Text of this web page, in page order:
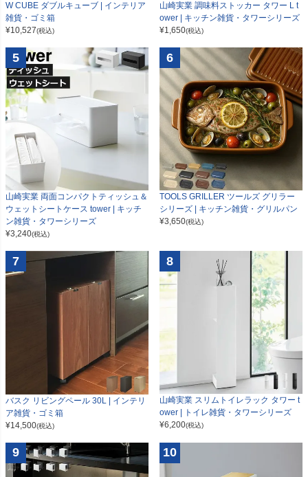
W CUBE ダブルキューブ | インテリア
雑貨・ゴミ箱
¥10,527(税込)
山崎実業 調味料ストッカー タワー L t
ower | キッチン雑貨・タワーシリーズ
¥1,650(税込)
5
山崎実業 両面コンパクトティッシュ＆
ウェットシートケース tower | キッチ
ン雑貨・タワーシリーズ
¥3,240(税込)
6
TOOLS GRILLER ツールズ グリラー
シリーズ | キッチン雑貨・グリルパン
¥3,650(税込)
7
バスク リビングペール 30L | インテリ
ア雑貨・ゴミ箱
¥14,500(税込)
8
山崎実業 スリムトイレラック タワー t
ower | トイレ雑貨・タワーシリーズ
¥6,200(税込)
9 10